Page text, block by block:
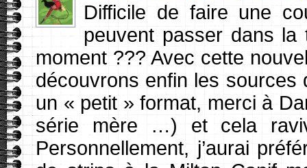
Difficile de faire une
peuvent passer dans
moment ??? Avec cette
découvrons enfin les sources
un « petit » format, merci à
série mère …) et cela
Personnellement, j’aurai